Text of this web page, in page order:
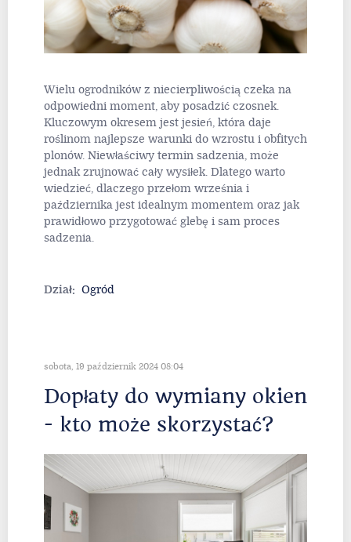
Wielu ogrodników z niecierpliwością czeka na
odpowiedni moment, aby posadzić czosnek.
Kluczowym okresem jest jesień, która daje
roślinom najlepsze warunki do wzrostu i obfitych
plonów. Niewłaściwy termin sadzenia, może
jednak zrujnować cały wysiłek. Dlatego warto
wiedzieć, dlaczego przełom września i
października jest idealnym momentem oraz jak
prawidłowo przygotować glebę i sam proces
sadzenia.
Dział: Ogród
sobota, 19 październik 2024 08:04
Dopłaty do wymiany okien
- kto może skorzystać?